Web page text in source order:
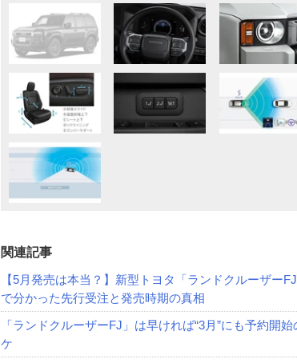
関連記事
【5月発売は本当？】新型トヨタ「ランドクルーザー
で分かった先行受注と発売時期の真相
「ランドクルーザーFJ」は早ければ“3月”にも予約開
ケ